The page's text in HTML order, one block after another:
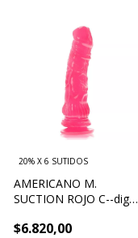
AMERICANO M.
SUCTION ROJO C--digo:
$6.820,00
20% X 6 SUTIDOS